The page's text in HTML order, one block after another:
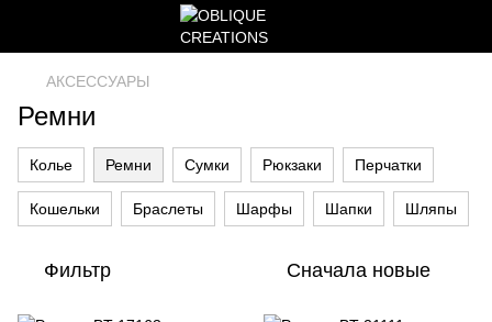
АКСЕССУАРЫ
Ремни
Колье Ремни Сумки Рюкзаки Перчатки
Кошельки Браслеты Шарфы Шапки Шляпы
Фильтр Сначала новые